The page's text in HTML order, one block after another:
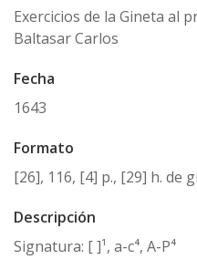
Exercicios de la Gineta al
Baltasar Carlos
Fecha
1643
Formato
[26], 116, [4] p., [29] h. de
Descripción
Signatura: [ ]¹, a-c⁴, A-P⁴